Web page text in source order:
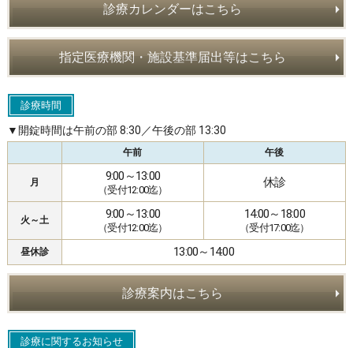
診療カレンダーはこちら
指定医療機関・施設基準届出等はこちら
診療時間
▼開錠時間は午前の部 8:30／午後の部 13:30
午前 午後
月 9:00～13:00
（受付12:00迄）
休診
火～土 9:00～13:00
（受付12:00迄）
14:00～18:00
（受付17:00迄）
昼休診 13:00～14:00
診療案内はこちら
診療に関するお知らせ